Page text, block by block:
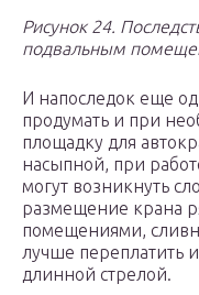
Рисунок 24.
подвальным
И напоследок еще
продумать и при
площадку для
насыпной, при
могут возникнуть
размещение крана
помещениями,
лучше переплатить
длинной стрелой.